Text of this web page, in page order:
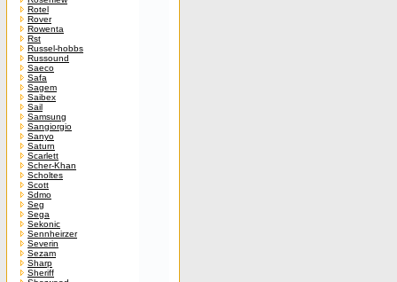
Rotel
Rover
Rowenta
Rst
Russel-hobbs
Russound
Saeco
Safa
Sagem
Saibex
Sail
Samsung
Sangiorgio
Sanyo
Saturn
Scarlett
Scher-Khan
Scholtes
Scott
Sdmo
Seg
Sega
Sekonic
Sennheirzer
Severin
Sezam
Sharp
Sheriff